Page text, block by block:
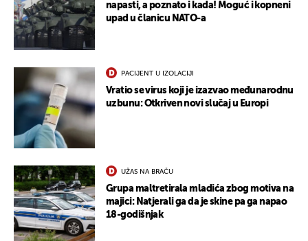
napasti, a poznato i kada! Moguć i kopneni
upad u članicu NATO-a
PACIJENT U IZOLACIJI
Vratio se virus koji je izazvao međunarodnu
uzbunu: Otkriven novi slučaj u Europi
UŽAS NA BRAČU
Grupa maltretirala mladića zbog motiva na
majici: Natjerali ga da je skine pa ga napao
18-godišnjak